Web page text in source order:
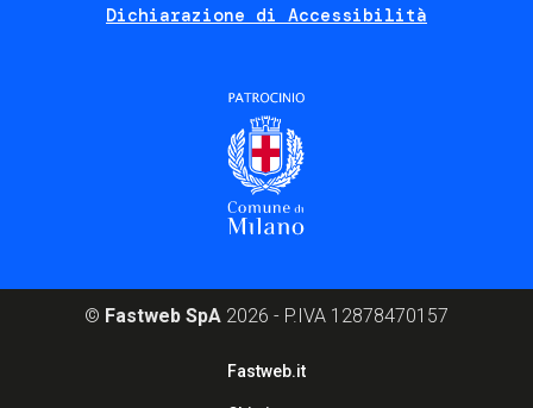
Dichiarazione di Accessibilità
© Fastweb SpA 2026 - P.IVA 12878470157
Fastweb.it